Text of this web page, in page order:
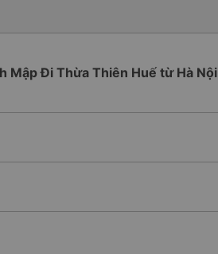
Mập Đi Thừa Thiên Huế từ Hà Nội